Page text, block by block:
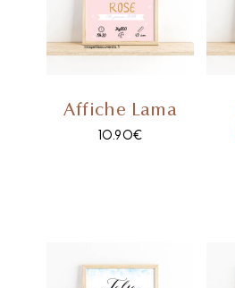
Affiche Lama
10.90€